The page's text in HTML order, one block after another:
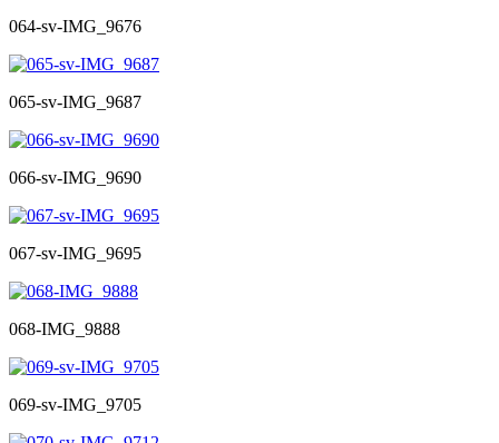
064-sv-IMG_9676
065-sv-IMG_9687
066-sv-IMG_9690
067-sv-IMG_9695
068-IMG_9888
069-sv-IMG_9705